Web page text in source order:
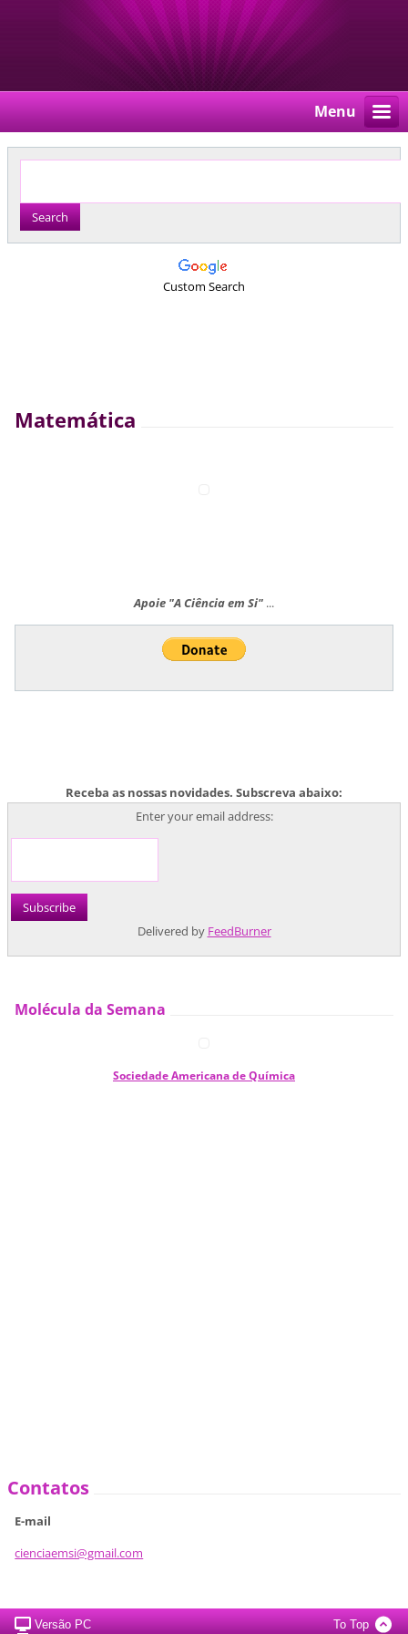
Menu
Custom Search
Matemática
Apoie "A Ciência em Si" ...
Receba as nossas novidades. Subscreva abaixo:
Enter your email address:
Delivered by FeedBurner
Molécula da Semana
Sociedade Americana de Química
Contatos
E-mail
cienciaemsi@gmail.com
Versão PC To Top